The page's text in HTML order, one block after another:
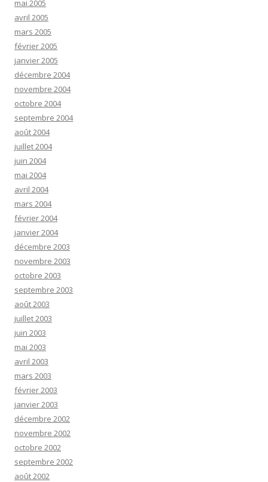
mai 2005
avril 2005
mars 2005
février 2005
janvier 2005
décembre 2004
novembre 2004
octobre 2004
septembre 2004
août 2004
juillet 2004
juin 2004
mai 2004
avril 2004
mars 2004
février 2004
janvier 2004
décembre 2003
novembre 2003
octobre 2003
septembre 2003
août 2003
juillet 2003
juin 2003
mai 2003
avril 2003
mars 2003
février 2003
janvier 2003
décembre 2002
novembre 2002
octobre 2002
septembre 2002
août 2002